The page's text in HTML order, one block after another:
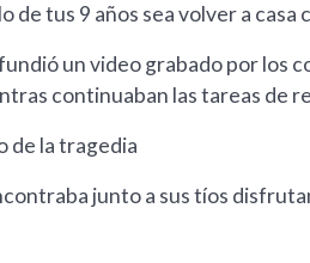
de tus 9 años sea volver a casa
un video grabado por los
continuaban las tareas de
de la tragedia
junto a sus tíos